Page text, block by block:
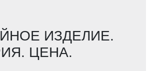
ИЗДЕЛИЕ.
ЦЕНА.